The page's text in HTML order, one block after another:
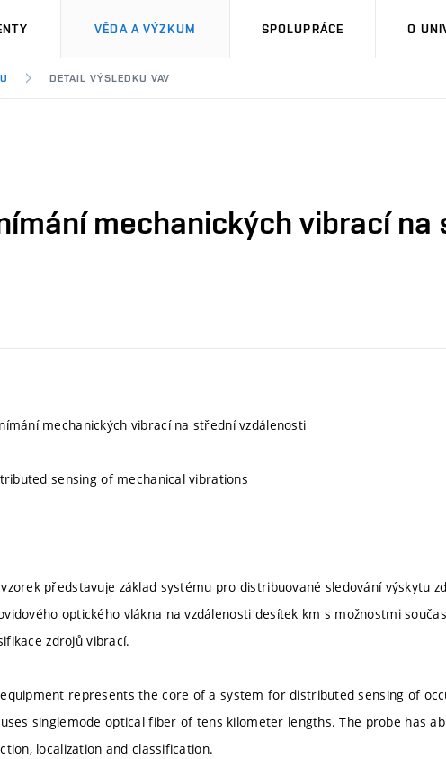
VĚDA A VÝZKUM SPOLUPRÁCE O
DETAIL VÝSLEDKU VAV
mechanických vibrací na
mechanických vibrací na střední vzdálenosti
sensing of mechanical vibrations
představuje základ systému pro distribuované sledování výskytu
optického vlákna na vzdálenosti desítek km s možnostmi
zdrojů vibrací.
represents the core of a system for distributed sensing of
singlemode optical fiber of tens kilometer lengths. The probe has
localization and classification.